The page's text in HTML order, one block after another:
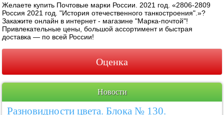
Желаете купить Почтовые марки России. 2021 год. «2806-2809
Россия 2021 год. "История отечественного танкостроения".»?
Закажите онлайн в интернет - магазине "Марка-почтой"!
Привлекательные цены, большой ассортимент и быстрая
доставка — по всей России!
Оценка
Новости
Разновидности цвета. Блока № 130.